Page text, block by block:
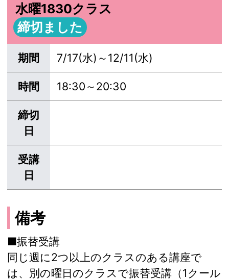
水曜1830クラス
締切ました
期間 7/17(水)～12/11(水)
時間 18:30～20:30
締切
日
受講
日
備考
■振替受講
同じ週に2つ以上のクラスのある講座で
は、別の曜日のクラスで振替受講（1クール